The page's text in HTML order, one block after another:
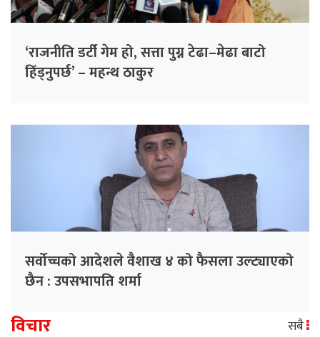
‘राजनीति डर्टी गेम हो, सत्ता पुग्न टेढा–मेढा बाटो
हिँड्नुपर्छ’ – महन्थ ठाकुर
सर्वोच्चको आदेशले वैशाख ४ को फैसला उल्ट्याएको
छैन : उपसभापति शर्मा
विचार सबै